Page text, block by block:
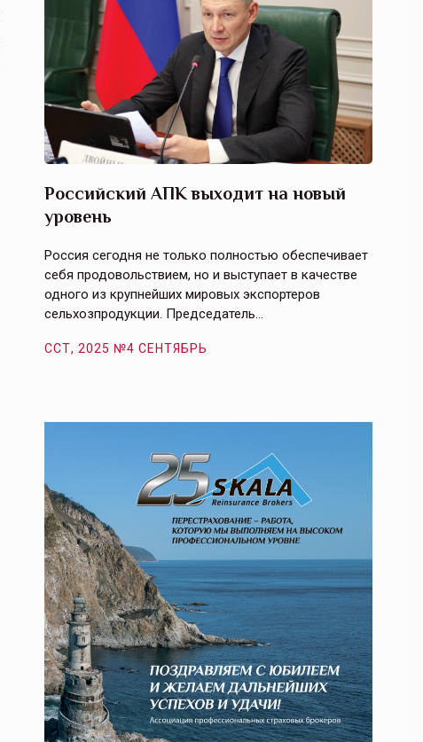
Российский АПК выходит на новый
уровень
Россия сегодня не только полностью обеспечивает
себя продовольствием, но и выступает в качестве
одного из крупнейших мировых экспортеров
сельхозпродукции. Председатель…
ССТ, 2025 №4 СЕНТЯБРЬ